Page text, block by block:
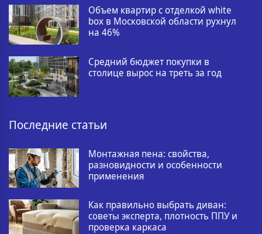
Объем квартир с отделкой white
box в Московской области рухнул
на 46%
Средний бюджет покупки в
столице вырос на треть за год
Последние статьи
Монтажная пена: свойства,
разновидности и особенности
применения
Как правильно выбрать диван:
советы эксперта, плотность ППУ и
проверка каркаса